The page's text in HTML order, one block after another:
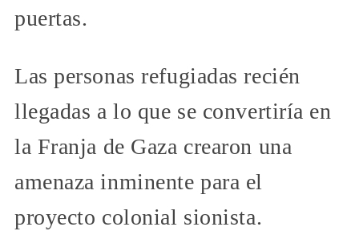
puertas.
Las personas refugiadas recién
llegadas a lo que se convertiría en
la Franja de Gaza crearon una
amenaza inminente para el
proyecto colonial sionista.